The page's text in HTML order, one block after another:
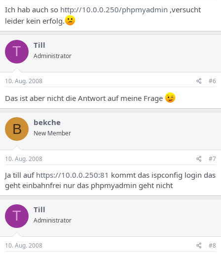
Ich hab auch so http://10.0.0.250/phpmyadmin ,versucht
leider kein erfolg.
T Till
Administrator
10. Aug. 2008 #6
Das ist aber nicht die Antwort auf meine Frage
B bekche
New Member
10. Aug. 2008 #7
Ja till auf https://10.0.0.250:81 kommt das ispconfig login das
geht einbahnfrei nur das phpmyadmin geht nicht
T Till
Administrator
10. Aug. 2008 #8